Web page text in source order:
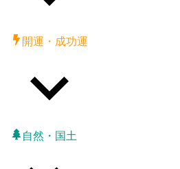
開運・成功運
自然・国土